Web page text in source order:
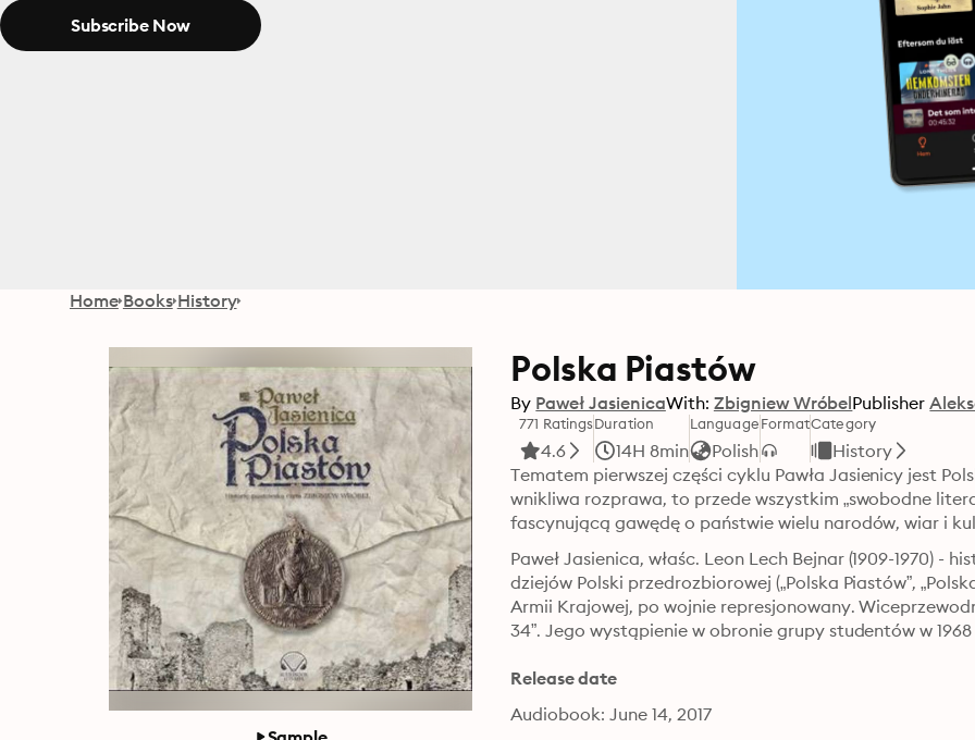
Subscribe Now
Home Books History
Polska Piastów
By Paweł JasienicaWith: Zbigniew WróbelPublisher
771 Ratings
4.6
Duration
14H 8min
Language
Polish
FormatCategory
History
Tematem pierwszej części cyklu Pawła Jasienicy jest
wnikliwa rozprawa, to przede wszystkim „swobodne
fascynującą gawędę o państwie wielu narodów, wiar i
Paweł Jasienica, właśc. Leon Lech Bejnar (1909-1970)
dziejów Polski przedrozbiorowej („Polska Piastów”,
Armii Krajowej, po wojnie represjonowany.
34”. Jego wystąpienie w obronie grupy studentów w
Release date
Audiobook: June 14, 2017